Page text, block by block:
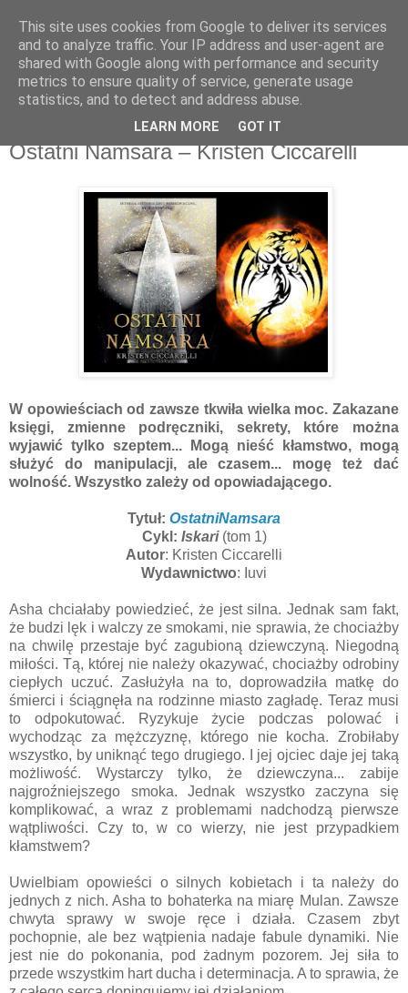
Recenzje na widelcu
Portal kulturalny - książki, recenzje, inspiracje, konkursy.
niedziela, 21 października 2018
Ostatni Namsara – Kristen Ciccarelli
W opowieściach od zawsze tkwiła wielka moc. Zakazane
księgi, zmienne podręczniki, sekrety, które można
wyjawić tylko szeptem... Mogą nieść kłamstwo, mogą
służyć do manipulacji, ale czasem... mogę też dać
wolność. Wszystko zależy od opowiadającego.
Tytuł: OstatniNamsara
Cykl: Iskari(tom 1)
Autor: Kristen Ciccarelli
Wydawnictwo: Iuvi
Asha chciałaby powiedzieć, że jest silna. Jednak sam fakt,
że budzi lęk i walczy ze smokami, nie sprawia, że chociażby
na chwilę przestaje być zagubioną dziewczyną. Niegodną
miłości. Tą, której nie należy okazywać, chociażby odrobiny
ciepłych uczuć. Zasłużyła na to, doprowadziła matkę do
śmierci i ściągnęła na rodzinne miasto zagładę. Teraz musi
to odpokutować. Ryzykuje życie podczas polować i
wychodząc za mężczyznę, którego nie kocha. Zrobiłaby
wszystko, by uniknąć tego drugiego. I jej ojciec daje jej taką
możliwość. Wystarczy tylko, że dziewczyna... zabije
najgroźniejszego smoka. Jednak wszystko zaczyna się
komplikować, a wraz z problemami nadchodzą pierwsze
wątpliwości. Czy to, w co wierzy, nie jest przypadkiem
kłamstwem?
Uwielbiam opowieści o silnych kobietach i ta należy do
jednych z nich. Asha to bohaterka na miarę Mulan. Zawsze
chwyta sprawy w swoje ręce i działa. Czasem zbyt
pochopnie, ale bez wątpienia nadaje fabule dynamiki. Nie
jest nie do pokonania, pod żadnym pozorem. Jej siła to
przede wszystkim hart ducha i determinacja. A to sprawia, że
This site uses cookies from Google to deliver its services
and to analyze traffic. Your IP address and user-agent are
shared with Google along with performance and security
metrics to ensure quality of service, generate usage
statistics, and to detect and address abuse.
LEARN MORE GOT IT